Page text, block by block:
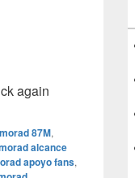
again
morad 87M,
alcance
apoyo fans,